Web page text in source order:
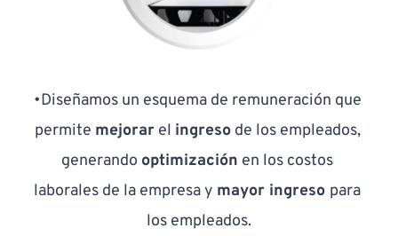
•Diseñamos un esquema de remuneración que
permite mejorar el ingreso de los empleados,
generando optimización en los costos
laborales de la empresa y mayor ingreso para
los empleados.